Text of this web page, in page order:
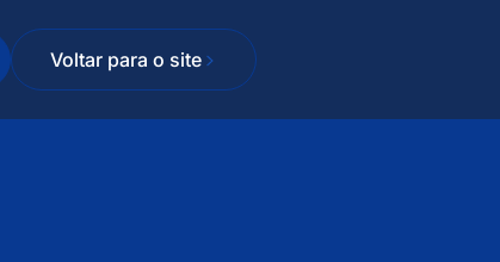
Voltar para o site